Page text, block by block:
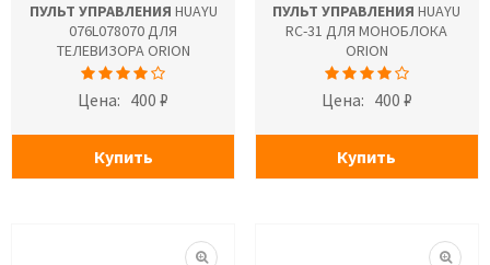
ПУЛЬТ УПРАВЛЕНИЯ HUAYU
076L078070 ДЛЯ
ТЕЛЕВИЗОРА ORION
Цена: 400 ₽
Купить
ПУЛЬТ УПРАВЛЕНИЯ HUAYU
RC-31 ДЛЯ МОНОБЛОКА
ORION
Цена: 400 ₽
Купить